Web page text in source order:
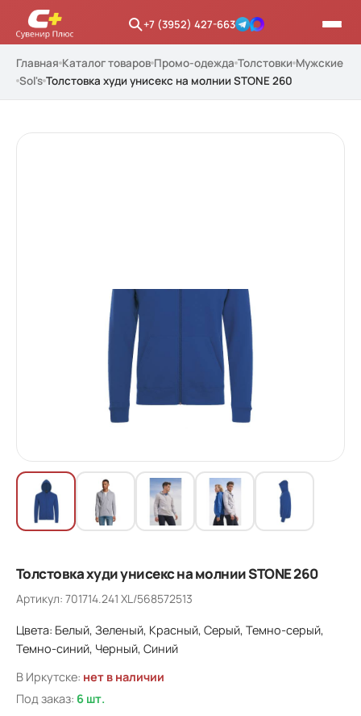
+7 (3952) 427-663
Главная Каталог товаров Промо-одежда Толстовки Мужские
Sol's Толстовка худи унисекс на молнии STONE 260
Толстовка худи унисекс на молнии STONE 260
Артикул: 701714.241 XL/568572513
Цвета: Белый, Зеленый, Красный, Серый, Темно-серый,
Темно-синий, Черный, Синий
В Иркутске: нет в наличии
Под заказ: 6 шт.